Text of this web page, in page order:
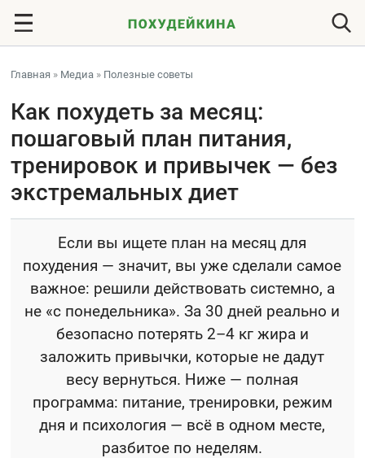
Главная » Медиа » Полезные советы
Как похудеть за месяц:
пошаговый план питания,
тренировок и привычек — без
экстремальных диет
Если вы ищете план на месяц для
похудения — значит, вы уже сделали самое
важное: решили действовать системно, а
не «с понедельника». За 30 дней реально и
безопасно потерять 2–4 кг жира и
заложить привычки, которые не дадут
весу вернуться. Ниже — полная
программа: питание, тренировки, режим
дня и психология — всё в одном месте,
разбитое по неделям.